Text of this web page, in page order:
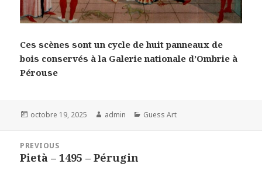
Ces scènes sont un cycle de huit panneaux de
bois conservés à la Galerie nationale d’Ombrie à
Pérouse
Posted
octobre 19, 2025 Author
admin Categories
Guess Art
l’article
PREVIOUS
Previous
Pietà – 1495 – Pérugin